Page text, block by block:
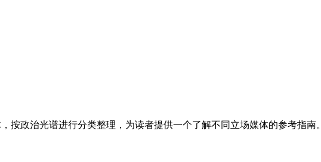
按政治光谱进行分类整理，为读者提供一个了解不同立场媒体的参考指南。